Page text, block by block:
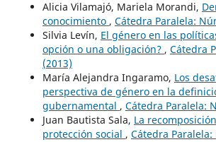
Alicia Vilamajó, Mariela Morandi,
conocimiento , Cátedra Paralela:
Silvia Levín, El género en las
opción o una obligación? , Cátedra
(2013)
María Alejandra Ingaramo, Los
perspectiva de género en la
gubernamental , Cátedra Paralela:
Juan Bautista Sala, La
protección social , Cátedra